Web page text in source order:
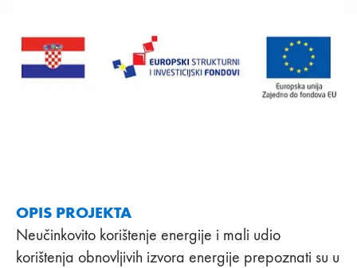
OPIS PROJEKTA
Neučinkovito korištenje energije i mali udio
korištenja obnovljivih izvora energije prepoznati su u